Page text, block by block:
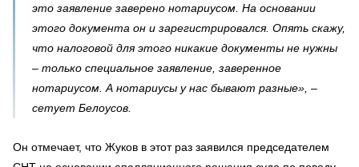
это заявление заверено нотариусом. На основании
этого документа он и зарегистрировался. Опять скажу,
что налоговой для этого никакие документы не нужны
– только специальное заявление, заверенное
нотариусом. А нотариусы у нас бывают разные», –
сетует Белоусов.
Он отмечает, что Жуков в этот раз заявился председателем